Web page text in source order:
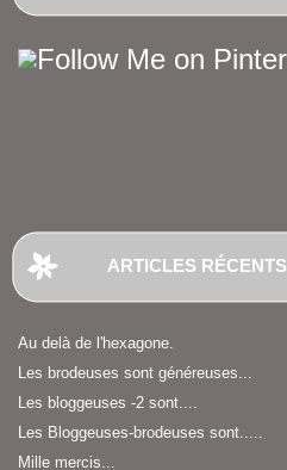
ARTICLES RÉCENTS
Au delà de l'hexagone.
Les brodeuses sont généreuses...
Les bloggeuses -2 sont....
Les Bloggeuses-brodeuses sont.....
Mille mercis...